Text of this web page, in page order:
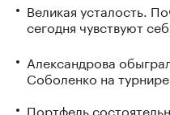
Великая усталость.
сегодня чувствуют
Александрова
Соболенко на
Портфель